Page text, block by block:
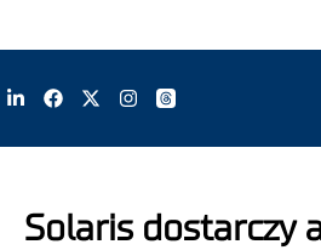
Solaris dostarczy